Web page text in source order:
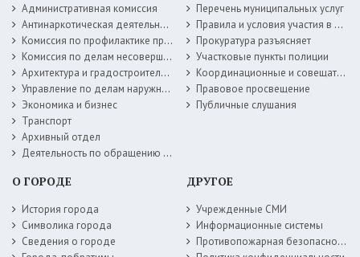
Административная комиссия
Антинаркотическая деятельность
Комиссия по профилактике правонарушений
Комиссия по делам несовершеннолетних
Архитектура и градостроительство
Управление по делам наружной рекламы
Экономика и бизнес
Транспорт
Архивный отдел
Деятельность по обращению с животными без владельцев
Перечень муниципальных услуг
Правила и условия участия в жилищных программах
Прокуратура разъясняет
Участковые пункты полиции
Координационные и совещательные органы
Правовое просвещение
Публичные слушания
О ГОРОДЕ
История города
Символика города
Сведения о городе
ДРУГОЕ
Учрежденные СМИ
Информационные системы
Противопожарная безопасность